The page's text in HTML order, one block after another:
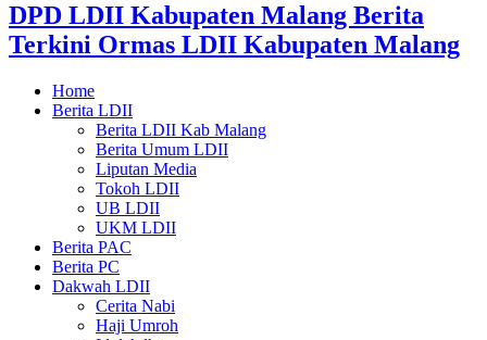
DPD LDII Kabupaten Malang Berita
Terkini Ormas LDII Kabupaten Malang
Home
Berita LDII
Berita LDII Kab Malang
Berita Umum LDII
Liputan Media
Tokoh LDII
UB LDII
UKM LDII
Berita PAC
Berita PC
Dakwah LDII
Cerita Nabi
Haji Umroh